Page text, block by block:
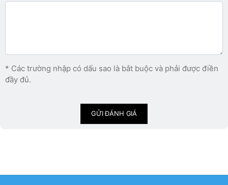
* Các trường nhập có dấu sao là bắt buộc và phải được điền
đầy đủ.
GỬI ĐÁNH GIÁ